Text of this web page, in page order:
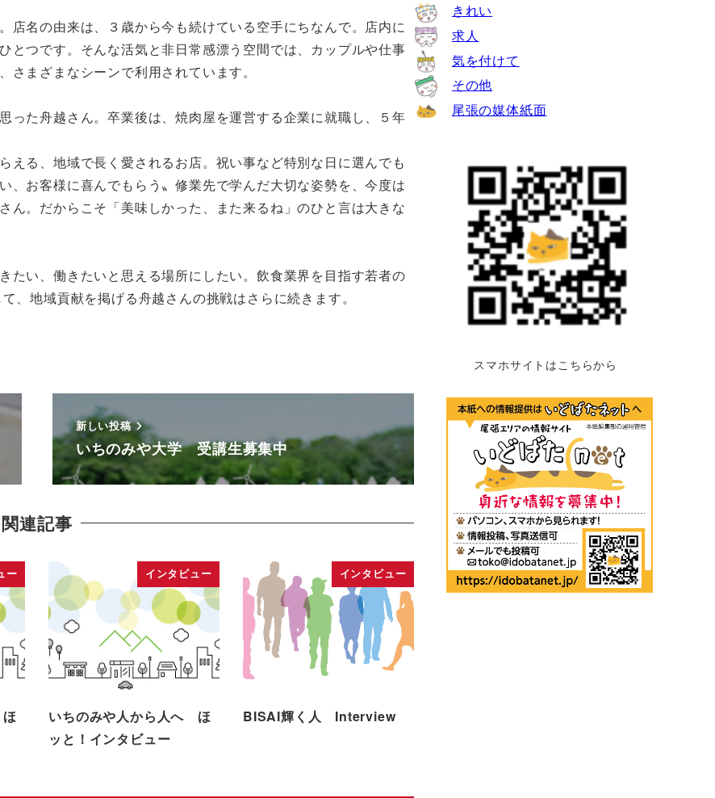
店名の由来は、３歳から今も続けている空手にちなんで。店内に
とつです。そんな活気と非日常感漂う空間では、カップルや仕事
さまざまなシーンで利用されています。
った舟越さん。卒業後は、焼肉屋を運営する企業に就職し、５年
える、地域で長く愛されるお店。祝い事など特別な日に選んでも
、お客様に喜んでもらう〟修業先で学んだ大切な姿勢を、今度は
ん。だからこそ「美味しかった、また来るね」のひと言は大きな
たい、働きたいと思える場所にしたい。飲食業界を目指す若者の
、地域貢献を掲げる舟越さんの挑戦はさらに続きます。
新しい投稿
いちのみや大学 受講生募集中
関連記事
ー インタビュー
いちのみや人から人へ ほ
ッと！インタビュー
インタビュー
BISAI輝く人 Interview
きれい
求人
気を付けて
その他
尾張の媒体紙面
スマホサイトはこちらから